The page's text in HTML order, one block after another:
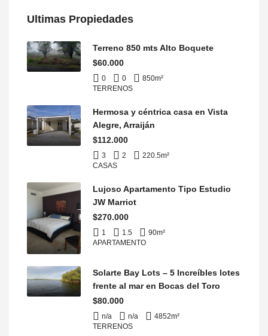
Ultimas Propiedades
Terreno 850 mts Alto Boquete
$60.000
0 0 850m²
TERRENOS
Hermosa y céntrica casa en Vista
Alegre, Arraiján
$112.000
3 2 220.5m²
CASAS
Lujoso Apartamento Tipo Estudio
JW Marriot
$270.000
1 1.5 90m²
APARTAMENTO
Solarte Bay Lots – 5 Increíbles lotes
frente al mar en Bocas del Toro
$80.000
n/a n/a 4852m²
TERRENOS